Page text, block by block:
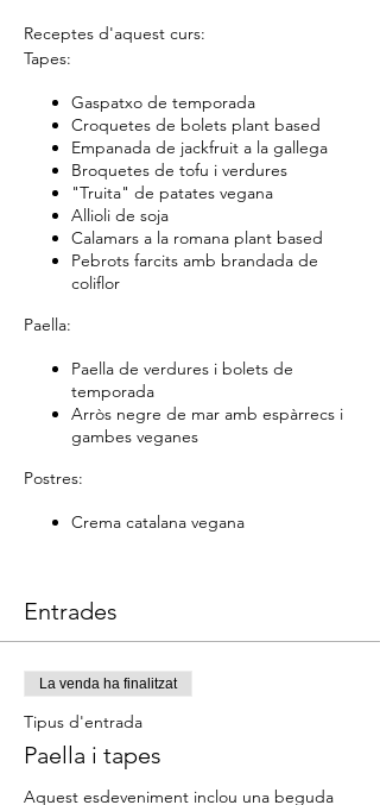
Receptes d'aquest curs:
Tapes:
Gaspatxo de temporada
Croquetes de bolets plant based
Empanada de jackfruit a la gallega
Broquetes de tofu i verdures
"Truita" de patates vegana
Allioli de soja
Calamars a la romana plant based
Pebrots farcits amb brandada de
coliflor
Paella:
Paella de verdures i bolets de
temporada
Arròs negre de mar amb espàrrecs i
gambes veganes
Postres:
Crema catalana vegana
Entrades
La venda ha finalitzat
Tipus d'entrada
Paella i tapes
Aquest esdeveniment inclou una beguda